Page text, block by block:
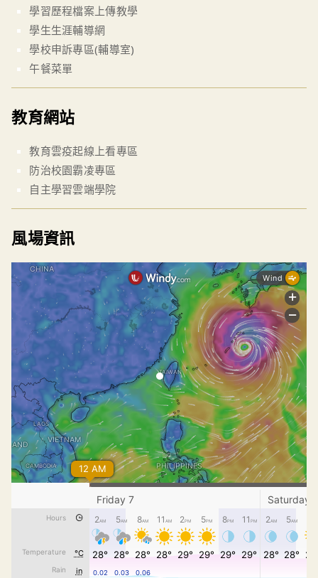
學習歷程檔案上傳教學
學生生涯輔導網
學校申訴專區(輔導室)
午餐菜單
教育網站
教育雲疫起線上看專區
防治校園霸凌專區
自主學習雲端學院
風場資訊